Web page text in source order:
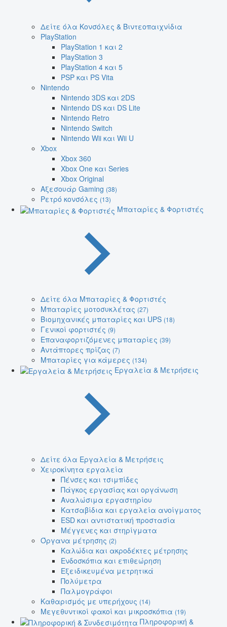
Δείτε όλα Κονσόλες & Βιντεοπαιχνίδια
PlayStation
PlayStation 1 και 2
PlayStation 3
PlayStation 4 και 5
PSP και PS Vita
Nintendo
Nintendo 3DS και 2DS
Nintendo DS και DS Lite
Nintendo Retro
Nintendo Switch
Nintendo Wii και Wii U
Xbox
Xbox 360
Xbox One και Series
Xbox Original
Αξεσουάρ Gaming (38)
Ρετρό κονσόλες (13)
Μπαταρίες & Φορτιστές
Δείτε όλα Μπαταρίες & Φορτιστές
Μπαταρίες μοτοσυκλέτας (27)
Βιομηχανικές μπαταρίες και UPS (18)
Γενικοί φορτιστές (9)
Επαναφορτιζόμενες μπαταρίες (39)
Αντάπτορες πρίζας (7)
Μπαταρίες για κάμερες (134)
Εργαλεία & Μετρήσεις
Δείτε όλα Εργαλεία & Μετρήσεις
Χειροκίνητα εργαλεία
Πένσες και τσιμπίδες
Πάγκος εργασίας και οργάνωση
Αναλώσιμα εργαστηρίου
Κατσαβίδια και εργαλεία ανοίγματος
ESD και αντιστατική προστασία
Μέγγενες και στηρίγματα
Όργανα μέτρησης (2)
Καλώδια και ακροδέκτες μέτρησης
Ενδοσκόπια και επιθεώρηση
Εξειδικευμένα μετρητικά
Πολύμετρα
Παλμογράφοι
Καθαρισμός με υπερήχους (14)
Μεγεθυντικοί φακοί και μικροσκόπια (19)
Πληροφορική &